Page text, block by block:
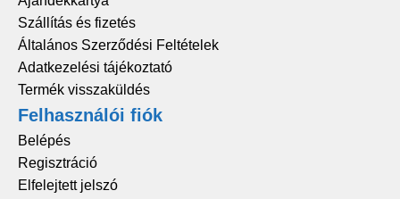
Szállítás és fizetés
Általános Szerződési Feltételek
Adatkezelési tájékoztató
Termék visszaküldés
Felhasználói fiók
Belépés
Regisztráció
Elfelejtett jelszó